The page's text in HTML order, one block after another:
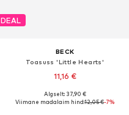
DEAL
BECK
Toasuss 'Little Hearts'
11,16 €
Saadaval erinevates suurustes
Algselt: 37,90 €
Viimane madalaim hind:12,05 €-7%